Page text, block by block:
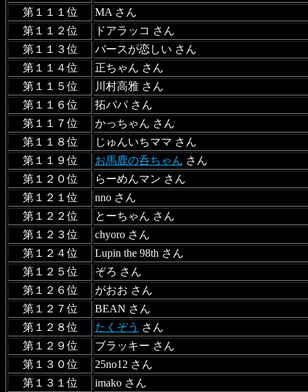
第１１１位
MA さん
第１１２位
ドアラッコ さん
第１１３位
バースが恋しい さん
第１１４位
正ちゃん さん
第１１５位
川村高雅 さん
第１１６位
拓パパ さん
第１１７位
かっちゃん さん
第１１８位
じゅんいちママ さん
第１１９位
お馬鹿の呑ちゃん さん
第１２０位
らーめんマン さん
第１２１位
nno さん
第１２２位
とーちゃん さん
第１２３位
chyoro さん
第１２４位
Lupin the 98th さん
第１２５位
ぞろ さん
第１２６位
がおお さん
第１２７位
BEAN さん
第１２８位
たくぞう さん
第１２９位
ブラッキー さん
第１３０位
25no12 さん
第１３１位
imako さん